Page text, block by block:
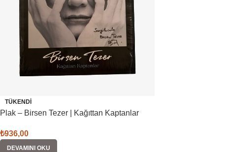
TÜKENDI
Plak – Birsen Tezer | Kağıttan Kaptanlar
₺936,00
DEVAMINI OKU